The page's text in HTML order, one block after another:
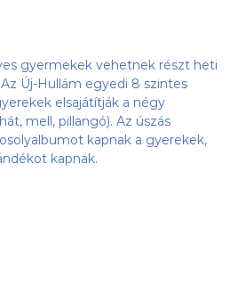
gyermekek vehetnek részt heti
Új-Hullám egyedi 8 szintes
elsajátítják a négy
mell, pillangó). Az úszás
kapnak a gyerekek,
kapnak.